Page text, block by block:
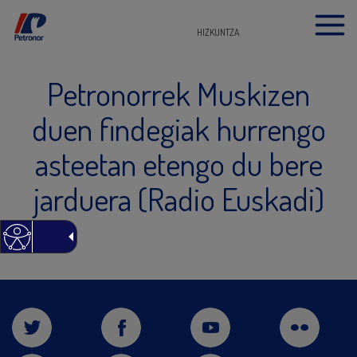
HIZKUNTZA
Petronorrek Muskizen
duen findegiak hurrengo
asteetan etengo du bere
jarduera (Radio Euskadi)